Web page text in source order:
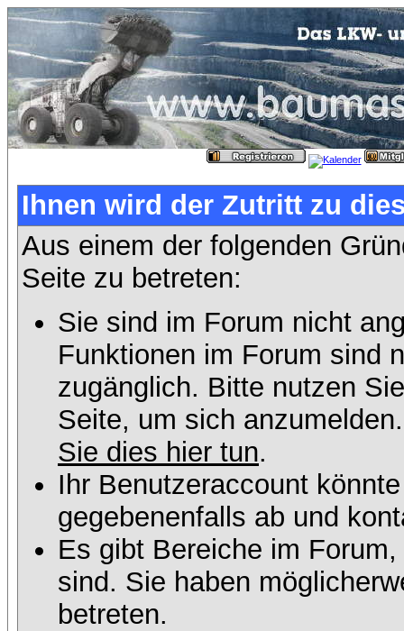
Ihnen wird der Zutritt zu
Aus einem der folgenden
Seite zu betreten:
Sie sind im Forum nicht
Funktionen im Forum sind
zugänglich. Bitte nutzen
Seite, um sich
Sie dies hier tun.
Ihr Benutzeraccount
gegebenenfalls ab und
Es gibt Bereiche im
sind. Sie haben
betreten.